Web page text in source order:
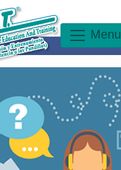
Menu